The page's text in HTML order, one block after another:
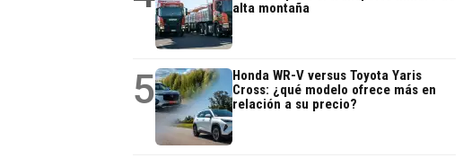
alta montaña
5
Honda WR-V versus Toyota Yaris
Cross: ¿qué modelo ofrece más en
relación a su precio?